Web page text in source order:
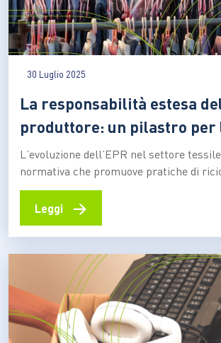
30 Luglio 2025
La responsabilità estesa
produttore: un pilastro per
sostenibile
L’evoluzione dell’EPR nel settore
normativa che promuove pratiche di
progettazione sostenibile. Ecco le nuove
per ridurre l’impatto ambientale dei
Produttore“, nota con l’acronimo di
Producer Responsibility), è una politica
impone ai produttori…
Leggi →